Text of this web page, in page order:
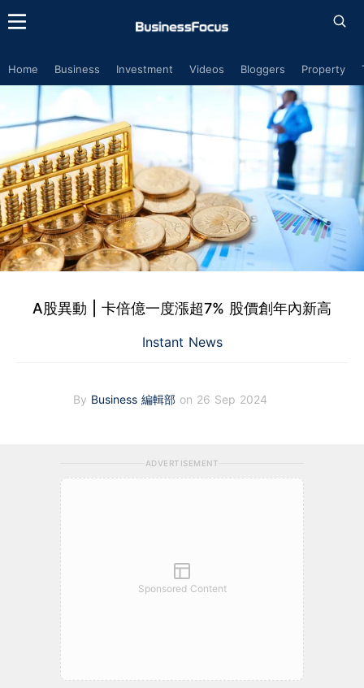
Home Business Investment Videos Bloggers Property
A股異動 | 卡倍億一度漲超7% 股價創年內新高
Instant News
By Business 編輯部 on 26 Sep 2024
ADVERTISEMENT
Sponsored Content